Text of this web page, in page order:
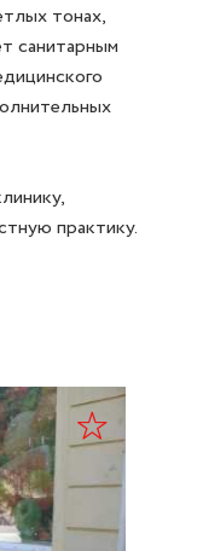
тонах,
санитарным
практику.